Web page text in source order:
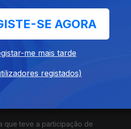
Temas: Crise da
de Mérito; Prémio Carlos
que teve a participação de
SE AGORA
me mais tarde
registados)